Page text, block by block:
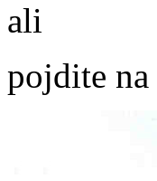
ali
pojdite na